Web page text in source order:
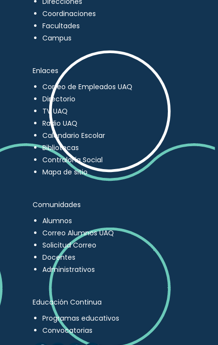
Coordinaciones
Facultades
Campus
Enlaces
Correo de Empleados UAQ
Directorio
TV UAQ
Radio UAQ
Calendario Escolar
Bibliotecas
Contraloría Social
Mapa de sitio
Comunidades
Alumnos
Correo Alumnos UAQ
Solicitud Correo
Docentes
Administrativos
Educación Continua
Programas educativos
Convocatorias